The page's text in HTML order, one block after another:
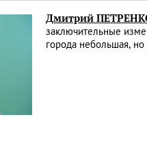
Дмитрий
заключительные
города небольшая, но